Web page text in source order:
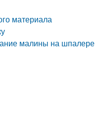
материала
малины на шпалере